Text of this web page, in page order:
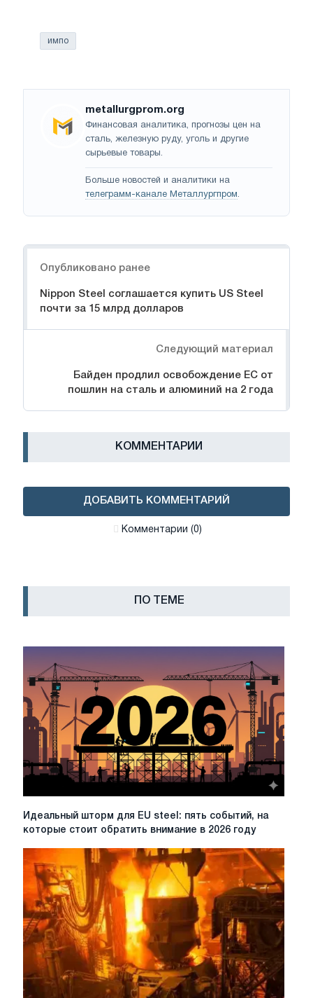
импо
metallurgprom.org
Финансовая аналитика, прогнозы цен на
сталь, железную руду, уголь и другие
сырьевые товары.
Больше новостей и аналитики на
телеграмм-канале Металлургпром.
Опубликовано ранее
Nippon Steel соглашается купить US Steel
почти за 15 млрд долларов
Следующий материал
Байден продлил освобождение ЕС от
пошлин на сталь и алюминий на 2 года
КОММЕНТАРИИ
ДОБАВИТЬ КОММЕНТАРИЙ
Комментарии (0)
ПО ТЕМЕ
Идеальный
steel:
пять
событий,
на
которые
стоит
обратить
внимание
Идеальный шторм для EU steel: пять событий, на
которые стоит обратить внимание в 2026 году